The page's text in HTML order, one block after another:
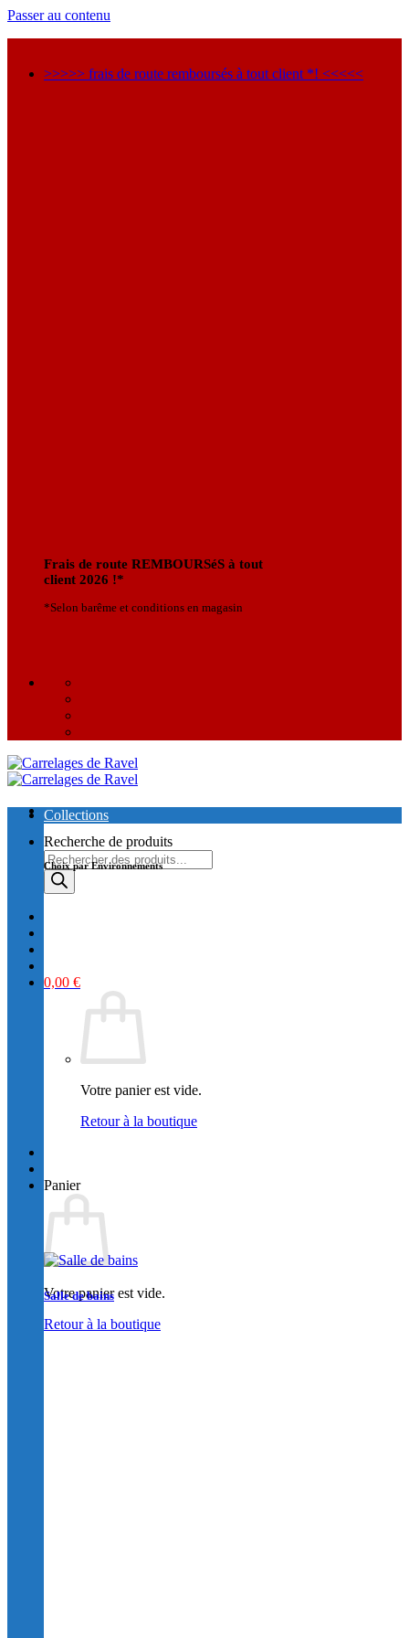
Passer au contenu
>>>>> frais de route remboursés à tout client *! <<<<<
Frais de route REMBOURSéS à tout
client 2026 !*
*Selon barême et conditions en magasin
Recherche de produits
0,00 €
Votre panier est vide.
Retour à la boutique
Panier
Votre panier est vide.
Retour à la boutique
Collections
Choix par Environnements
Salle de bains